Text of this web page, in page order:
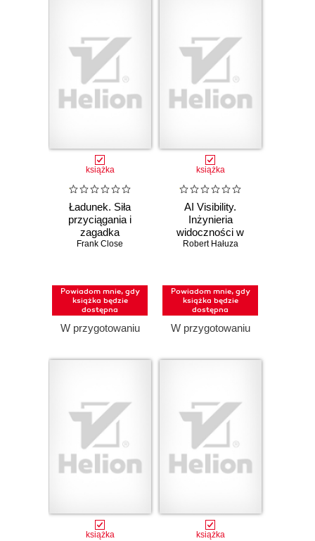
książka
Ładunek. Siła
przyciągania i
zagadka
równowagi
Frank Close
Powiadom mnie, gdy
książka będzie
dostępna
W przygotowaniu
książka
AI Visibility.
Inżynieria
widoczności w
świecie bez
Robert Hałuza
Powiadom mnie, gdy
książka będzie
dostępna
W przygotowaniu
książka książka